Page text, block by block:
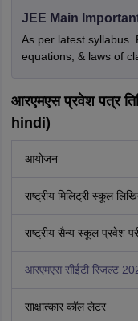
JEE Main
As per latest syllabus.
equations, & laws of
आरएमएस प्रवेश पत्र
hindi)
आयोजन
राष्ट्रीय मिलिट्री स्कूल
राष्ट्रीय सैन्य स्कूल प्रवेश
आरएमएस सीईटी रिजल्ट
साक्षात्कार कॉल लेटर